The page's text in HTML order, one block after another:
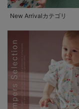
New Arrivalカテゴリ